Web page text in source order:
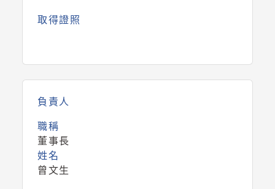
取得證照
負責人
職稱
董事長
姓名
曾文生